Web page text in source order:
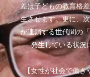
差は子どもの教育格
生させます。更に、
が連鎖する世代間の
発生している状況
【女性が社会で働